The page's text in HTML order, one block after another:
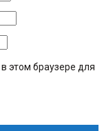
этом браузере для